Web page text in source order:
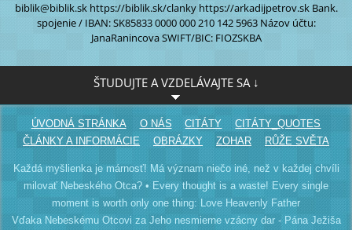
biblik@biblik.skhttps://biblik.sk/clankyhttps://arkadijpetrov.skBank.
spojenie / IBAN:SK85833 0000000 210 142 5963Názov účtu:
JanaRanincovaSWIFT/BIC: FIOZSKBA
ŠTUDUJTE A VZDELÁVAJTE SA ↓
ÚVODNÁ STRÁNKA O NÁS CITÁTY
CITÁTY_QUOTES
ČLÁNKY A INFORMÁCIE
OBRÁZKY ZOHAR RŮŽE SVĚTA
Každá myšlienka je márnosť! Má význam niečo iné, než v každej chvíli
milovať Nebeského Otca? • Every thought is a waste! Every single
moment is worth only one thing: Love Heavenly Father
Vďaka Nebeskému Otcovi za Jeho nesmierne vzácny dar - Pána Ježiša